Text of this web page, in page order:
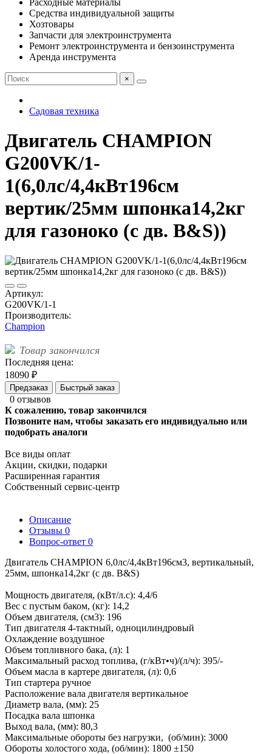
Расходные материалы
Средства индивидуальной защиты
Хозтовары
Запчасти для электроинструмента
Ремонт электроинструмента и бензоинструмента
Аренда инструмента
×
Садовая техника
Двигатель CHAMPION
G200VK/1-
1(6,0лс/4,4кВт196см
вертик/25мм шпонка14,2кг
для газоноко (с дв. B&S))
Артикул:
G200VK/1-1
Производитель:
Champion
Товар закончился
Последняя цена:
18090 ₽
Предзаказ Быстрый заказ
0 отзывов
К сожалению, товар закончился
Позвоните нам, чтобы заказать его индивидуально или
подобрать аналоги
Все виды оплат
Акции, скидки, подарки
Расширенная гарантия
Собственный сервис-центр
Описание
Отзывы 0
Вопрос-ответ 0
Двигатель CHAMPION 6,0лс/4,4кВт196см3, вертикальный,
25мм, шпонка14,2кг (с дв. B&S)
Мощность двигателя, (кВт/л.с): 4,4/6
Вес с пустым баком, (кг): 14,2
Объем двигателя, (см3): 196
Тип двигателя 4-тактный, одноцилиндровый
Охлаждение воздушное
Объем топливного бака, (л): 1
Максимальный расход топлива, (г/кВт•ч)/(л/ч): 395/-
Объем масла в картере двигателя, (л): 0,6
Тип стартера ручное
Расположение вала двигателя вертикальное
Диаметр вала, (мм): 25
Посадка вала шпонка
Выход вала, (мм): 80,3
Максимальные обороты без нагрузки, (об/мин): 3000
Обороты холостого хода, (об/мин): 1800 ±150